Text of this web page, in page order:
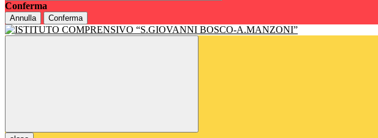
Conferma
Annulla Conferma